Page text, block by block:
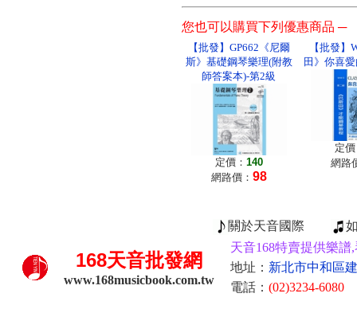
您也可以購買下列優惠商品 ─
【批發】GP662《尼爾
斯》基礎鋼琴樂理(附教
師答案本)-第2級
定價： 140
網路價： 98
【批發】
田》你喜
定
網路
關於天音國際
168天音批發網
www.168musicbook.com.tw
天音168特賣提供樂
地址： 新北市中和區
電話： (02)3234-6080